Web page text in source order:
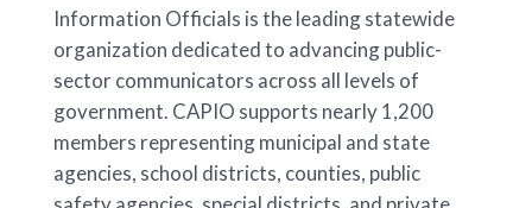
Information Officials is the leading statewide
organization dedicated to advancing public-
sector communicators across all levels of
government. CAPIO supports nearly 1,200
members representing municipal and state
agencies, school districts, counties, public